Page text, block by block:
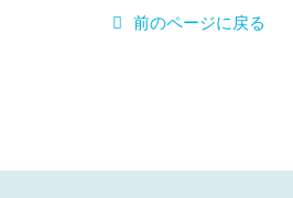
前のページに戻る